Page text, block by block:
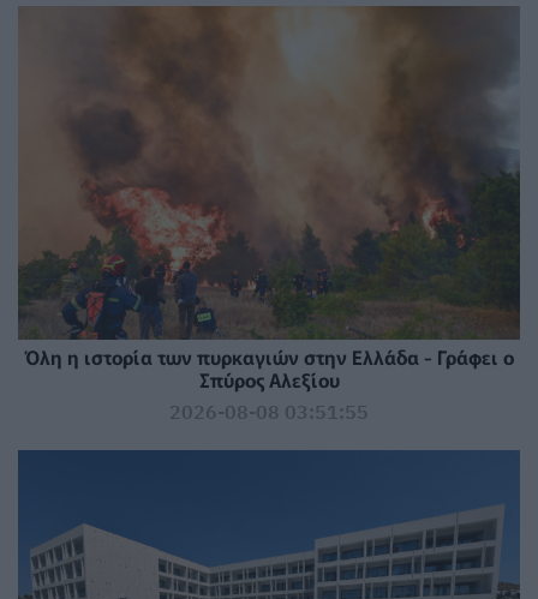
Όλη η ιστορία των πυρκαγιών στην Ελλάδα - Γράφει ο
Σπύρος Αλεξίου
2026-08-08 03:51:55